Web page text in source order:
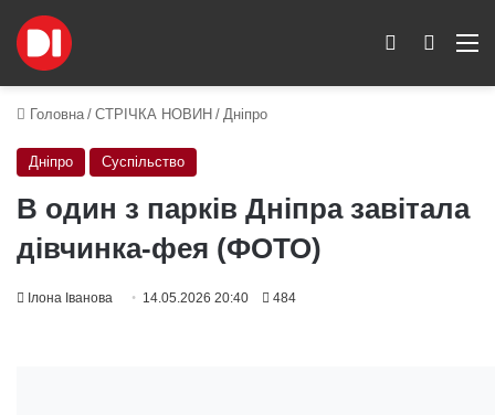
Пошук
Switch skin
Головна / СТРІЧКА НОВИН / Дніпро
Дніпро Суспільство
В один з парків Дніпра завітала
дівчинка-фея (ФОТО)
Ілона Іванова 14.05.2026 20:40 484